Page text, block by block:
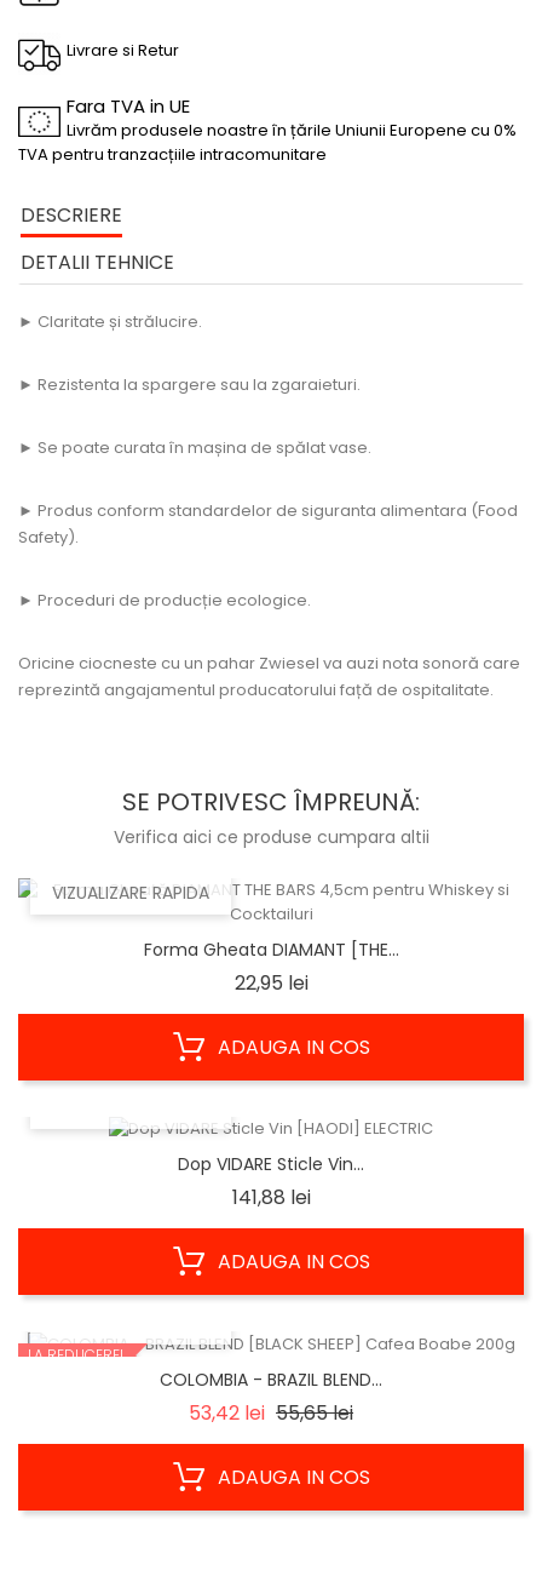
Livrare si Retur
Fara TVA in UE
Livrăm produsele noastre în țările Uniunii Europene cu 0%
TVA pentru tranzacțiile intracomunitare
DESCRIERE
DETALII TEHNICE
► Claritate și strălucire.
► Rezistenta la spargere sau la zgaraieturi.
► Se poate curata în mașina de spălat vase.
► Produs conform standardelor de siguranta alimentara (Food
Safety).
► Proceduri de producție ecologice.
Oricine ciocneste cu un pahar Zwiesel va auzi nota sonoră care
reprezintă angajamentul producatorului față de ospitalitate.
SE POTRIVESC ÎMPREUNĂ:
Verifica aici ce produse cumpara altii
VIZUALIZARE RAPIDA
Forma Gheata DIAMANT [THE...
22,95 leiPret
ADAUGA IN COS
Dop VIDARE Sticle Vin...
141,88 leiPret
ADAUGA IN COS
LA REDUCERE!
COLOMBIA - BRAZIL BLEND...
53,42 lei Regular
55,65 leiPret
ADAUGA IN COS